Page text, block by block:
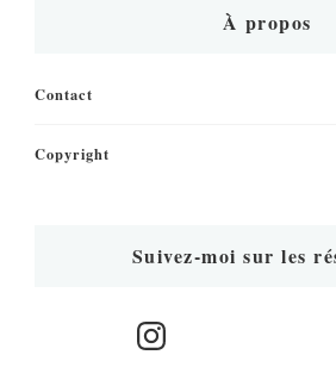
À propos
Contact
Copyright
Suivez-moi sur les
Instagram